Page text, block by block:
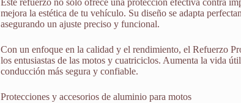
Este refuerzo no solo ofrece una protección efectiva contra
mejora la estética de tu vehículo. Su diseño se adapta
asegurando un ajuste preciso y funcional.
Con un enfoque en la calidad y el rendimiento, el Refuerzo
los entusiastas de las motos y cuatriciclos. Aumenta la vida
conducción más segura y confiable.
Protecciones y accesorios de aluminio para motos